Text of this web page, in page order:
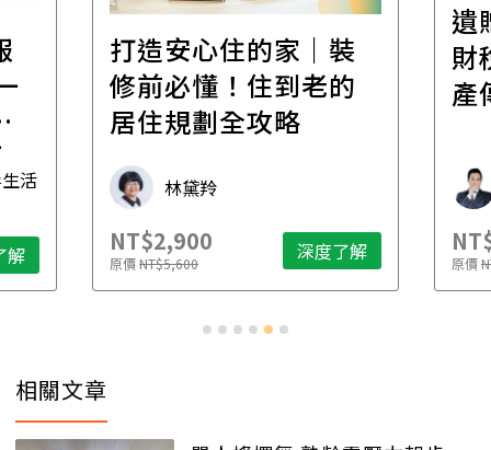
活
解
打造安心住的家｜裝
修前必懂！住到老的
居住規劃全攻略
林黛羚
NT$2,900
原價NT$5,600 深度了解
遺
財
產
原價
相關文章